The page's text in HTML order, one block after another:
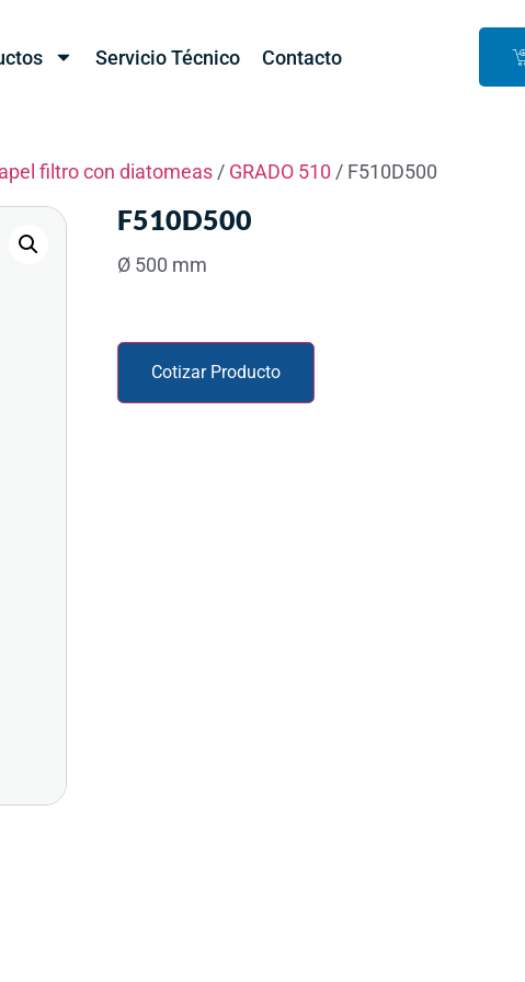
Servicio Técnico Contacto
filtro con diatomeas / GRADO 510 / F510D500
F510D500
Ø 500 mm
Cotizar Producto